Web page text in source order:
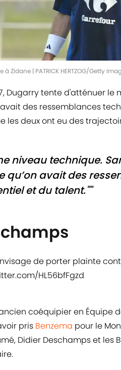
| PATRICK HERTZOG/Getty
Dugarry tente d'atténuer le
des ressemblances
les deux ont eu des
niveau technique.
qu’on avait des
et du talent.""
de porter plainte
HL56bfFgzd
coéquipier en Équipe
pris Benzema pour le
Didier Deschamps et les